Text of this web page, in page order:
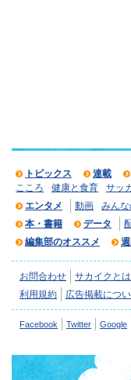
トピックス 連載
こころ
健康と食育 サッ
エンタメ
動画 みんな
本・書籍
データ
編集部のオススメ
お問合わせ サカイクとは
利用規約
広告掲載につ
Facebook Twitter Google